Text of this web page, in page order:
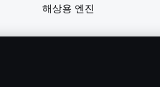
해상용 엔진